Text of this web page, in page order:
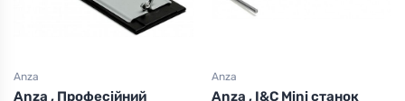
Anza
Anza , I&C Mini станок
Anza
Anza , I&C Maxi Stick